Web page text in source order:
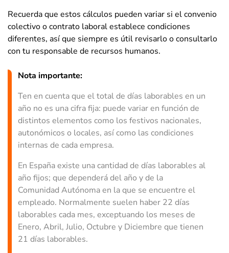
Recuerda que estos cálculos pueden variar si el convenio
colectivo o contrato laboral establece condiciones
diferentes, así que siempre es útil revisarlo o consultarlo
con tu responsable de recursos humanos.
Nota importante:
Ten en cuenta que el total de días laborables en un
año no es una cifra fija: puede variar en función de
distintos elementos como los festivos nacionales,
autonómicos o locales, así como las condiciones
internas de cada empresa.
En España existe una cantidad de días laborables al
año fijos; que dependerá del año y de la
Comunidad Autónoma en la que se encuentre el
empleado. Normalmente suelen haber 22 días
laborables cada mes, exceptuando los meses de
Enero, Abril, Julio, Octubre y Diciembre que tienen
21 días laborables.